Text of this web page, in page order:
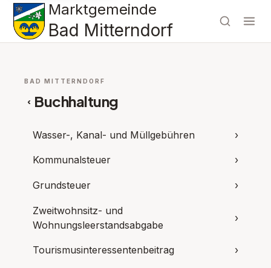
Marktgemeinde
Bad Mitterndorf
BAD MITTERNDORF
‹ Buchhaltung
Wasser-, Kanal- und Müllgebühren ›
Kommunalsteuer ›
Grundsteuer ›
Zweitwohnsitz- und
Wohnungsleerstandsabgabe
›
Tourismusinteressentenbeitrag ›